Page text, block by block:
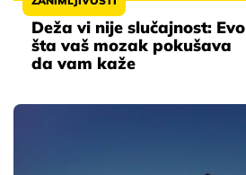
Deža vi nije slučajnost: Evo
šta vaš mozak pokušava
da vam kaže